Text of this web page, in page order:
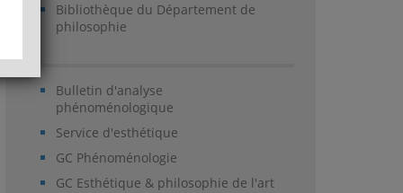
Bibliothèque du Département de
philosophie
Bulletin d'analyse
phénoménologique
Service d'esthétique
GC Phénoménologie
GC Esthétique & philosophie de l'art